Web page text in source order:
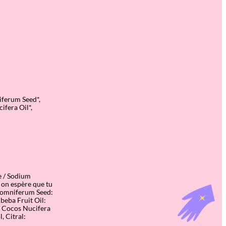
Seed*,
Oil*,
/ Sodium
espère que tu
Seed:
Fruit Oil:
Cocos Nucifera
Citral: